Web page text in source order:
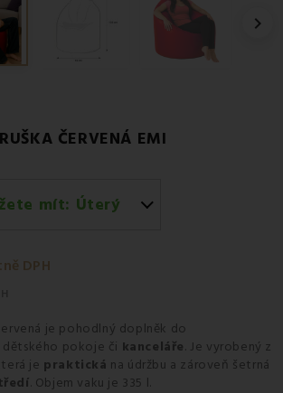

ČERVENÁ EMI
mít: Úterý
DPH
je pohodlný doplněk do
dětského pokoje či kanceláře . Je vyrobený z
je praktická na údržbu a zároveň šetrná
. Objem vaku je 335 l.